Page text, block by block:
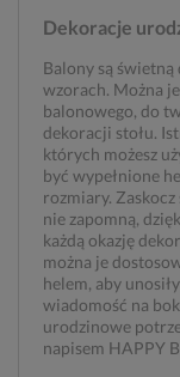
Dekoracje
Balony są
wzorach. Można
balonowego, do
dekoracji stołu.
których możesz
być wypełnione
rozmiary.
nie zapomną,
każdą okazję
można je
helem, aby
wiadomość na
urodzinowe
napisem HAPPY